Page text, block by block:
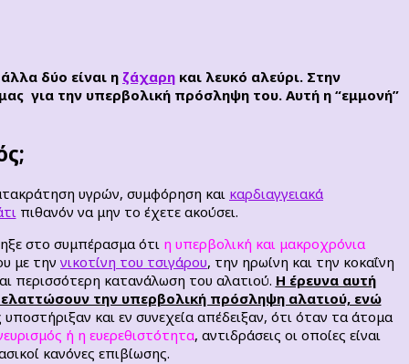
δύο είναι η ζάχαρη και λευκό αλεύρι. Στην
για την υπερβολική πρόσληψη του. Αυτή η “εμμονή”
υγρών, συμφόρηση και καρδιαγγειακά
πιθανόν να μην το έχετε ακούσει.
στο συμπέρασμα ότι η υπερβολική και μακροχρόνια
με την νικοτίνη του τσιγάρου, την ηρωίνη και την κοκαΐνη
περισσότερη κατανάλωση του αλατιού. Η έρευνα αυτή
την υπερβολική πρόσληψη αλατιού, ενώ
υποστήριξαν και εν συνεχεία απέδειξαν, ότι όταν τα άτομα
ή η ευερεθιστότητα, αντιδράσεις οι οποίες είναι
κανόνες επιβίωσης.